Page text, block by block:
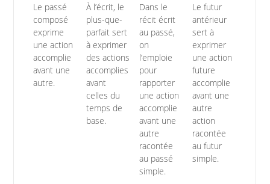
Le passé
composé
exprime
une action
accomplie
avant une
autre.
À l’écrit, le
plus-que-
parfait sert
à exprimer
des actions
accomplies
avant
celles du
temps de
base.
Dans le
récit écrit
au passé,
on
l’emploie
pour
rapporter
une action
accomplie
avant une
autre
racontée
au passé
simple.
Le futur
antérieur
sert à
exprimer
une action
future
accomplie
avant une
autre
action
racontée
au futur
simple.